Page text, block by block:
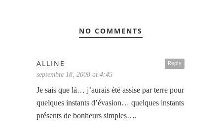
NO COMMENTS
Reply
ALLINE
septembre 18, 2008 at 4:45
Je sais que là… j’aurais été assise par terre pour
quelques instants d’évasion… quelques instants
présents de bonheurs simples….